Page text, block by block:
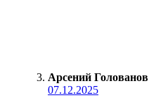
Арсений Голованов
07.12.2025